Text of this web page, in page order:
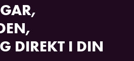
DIREKT I DIN